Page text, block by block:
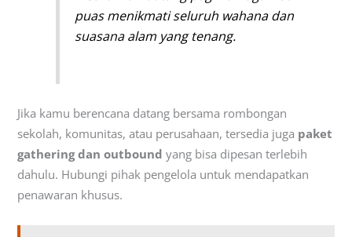
puas menikmati seluruh wahana dan
suasana alam yang tenang.
Jika kamu berencana datang bersama rombongan
sekolah, komunitas, atau perusahaan, tersedia juga paket
gathering dan outbound yang bisa dipesan terlebih
dahulu. Hubungi pihak pengelola untuk mendapatkan
penawaran khusus.